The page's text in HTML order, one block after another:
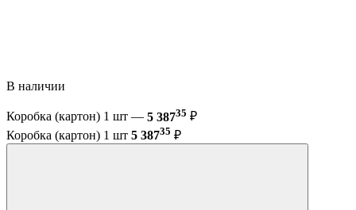
В наличии
Коробка (картон) 1 шт — 5 38735 ₽
Коробка (картон) 1 шт 5 38735 ₽